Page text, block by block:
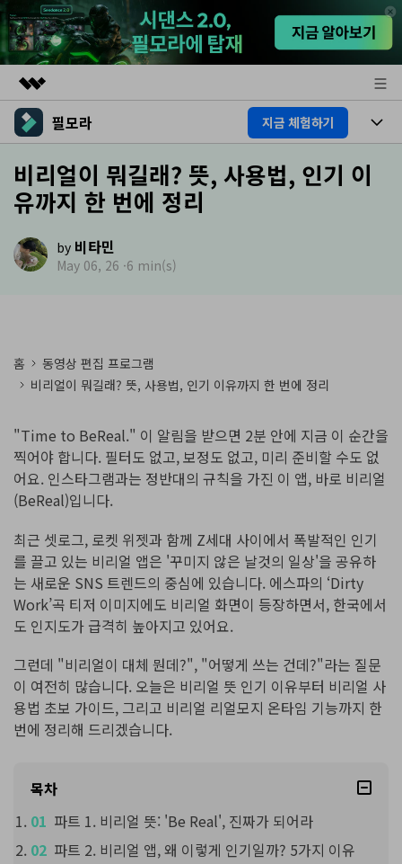
주요 제품
유틸리티
비즈니스
개요
회사 소개
뉴스룸
필모라 지금 체험하기
제품
플랫폼
기능
AI
AI 기능 HOT
영상 편집 자료실
고객 지원
필모라 정보
더 알아보기
기타 콘텐츠
가격 로그인
검색
비리얼이 뭐길래? 뜻, 사용법, 인기 이
유까지 한 번에 정리
by 비타민
May 06, 26 ·6 min(s)
홈
동영상 편집 프로그램
비리얼이 뭐길래? 뜻, 사용법, 인기 이유까지 한 번에 정리
"Time to BeReal." 이 알림을 받으면 2분 안에 지금 이 순간을
찍어야 합니다. 필터도 없고, 보정도 없고, 미리 준비할 수도 없
어요. 인스타그램과는 정반대의 규칙을 가진 이 앱, 바로 비리얼
(BeReal)입니다.
최근 셋로그, 로켓 위젯과 함께 Z세대 사이에서 폭발적인 인기
를 끌고 있는 비리얼 앱은 '꾸미지 않은 날것의 일상'을 공유하
는 새로운 SNS 트렌드의 중심에 있습니다. 에스파의 ‘Dirty
Work’곡 티저 이미지에도 비리얼 화면이 등장하면서, 한국에서
도 인지도가 급격히 높아지고 있어요.
그런데 "비리얼이 대체 뭔데?", "어떻게 쓰는 건데?"라는 질문
이 여전히 많습니다. 오늘은 비리얼 뜻 인기 이유부터 비리얼 사
용법 초보 가이드, 그리고 비리얼 리얼모지 온타임 기능까지 한
번에 정리해 드리겠습니다.
목차
파트 1. 비리얼 뜻: 'Be Real', 진짜가 되어라
파트 2. 비리얼 앱, 왜 이렇게 인기일까? 5가지 이유